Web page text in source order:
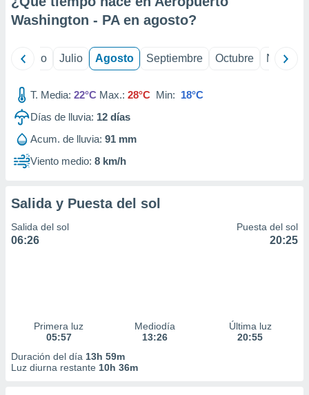
e
publicidad
publicidad
de
Washington - PA en agosto?
Junio Julio Agosto Septiembre Octubre
T. Media: 22°C Max.: 28°C Min: 18°C
Días de lluvia: 12 días
Acum. de lluvia: 91 mm
Viento medio: 8 km/h
Salida y Puesta del sol
Salida del sol
06:26
Puesta del sol
20:25
Primera luz
05:57
Mediodía
13:26
Última luz
20:55
Duración del día 13h 59m
Luz diurna restante 10h 36m